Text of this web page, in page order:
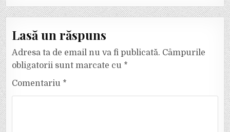
Lasă un răspuns
Adresa ta de email nu va fi publicată. Câmpurile
obligatorii sunt marcate cu *
Comentariu *